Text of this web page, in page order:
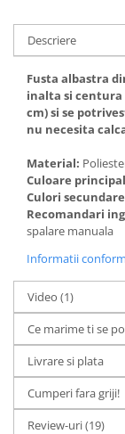
Descriere
Fusta albastra
inalta si centura
cm) si se
nu necesita
Material:
Culoare
Culori
Recomandari
spalare manuala
Informatii
Video (1)
Ce marime ti se
Livrare si plata
Cumperi fara griji!
Review-uri(19)